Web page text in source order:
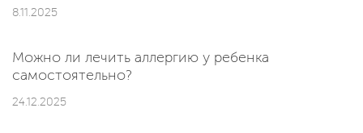
8.11.2025
Можно ли лечить аллергию у ребенка
самостоятельно?
24.12.2025